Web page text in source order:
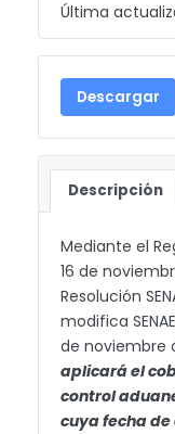
Última
Descargar
Descripción
Mediante el
16 de
Resolución
modifica
de noviembre
aplicará el
control
cuya fecha